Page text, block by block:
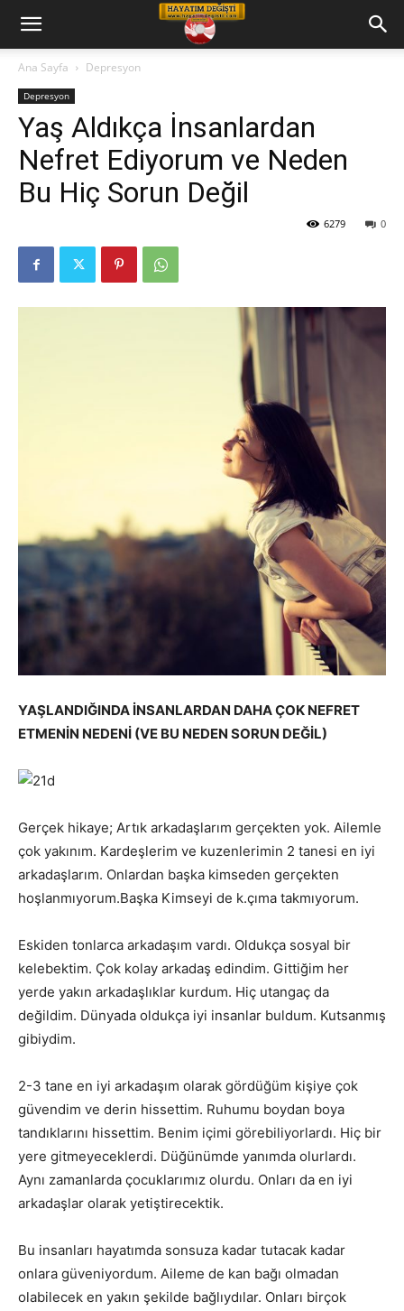
Hayatım
Değişti
Telkin
Ana Sayfa Depresyon
Depresyon
Yaş Aldıkça İnsanlardan
Nefret Ediyorum ve Neden
Bu Hiç Sorun Değil
0
6279
YAŞLANDIĞINDA İNSANLARDAN DAHA ÇOK NEFRET
ETMENİN NEDENİ (VE BU NEDEN SORUN DEĞİL)
Gerçek hikaye; Artık arkadaşlarım gerçekten yok. Ailemle
çok yakınım. Kardeşlerim ve kuzenlerimin 2 tanesi en iyi
arkadaşlarım. Onlardan başka kimseden gerçekten
hoşlanmıyorum.Başka Kimseyi de k.çıma takmıyorum.
Eskiden tonlarca arkadaşım vardı. Oldukça sosyal bir
kelebektim. Çok kolay arkadaş edindim. Gittiğim her
yerde yakın arkadaşlıklar kurdum. Hiç utangaç da
değildim. Dünyada oldukça iyi insanlar buldum. Kutsanmış
gibiydim.
2-3 tane en iyi arkadaşım olarak gördüğüm kişiye çok
güvendim ve derin hissettim. Ruhumu boydan boya
tandıklarını hissettim. Benim içimi görebiliyorlardı. Hiç bir
yere gitmeyeceklerdi. Düğünümde yanımda olurlardı.
Aynı zamanlarda çocuklarımız olurdu. Onları da en iyi
arkadaşlar olarak yetiştirecektik.
Bu insanları hayatımda sonsuza kadar tutacak kadar
onlara güveniyordum. Aileme de kan bağı olmadan
olabilecek en yakın şekilde bağlıydılar. Onları birçok